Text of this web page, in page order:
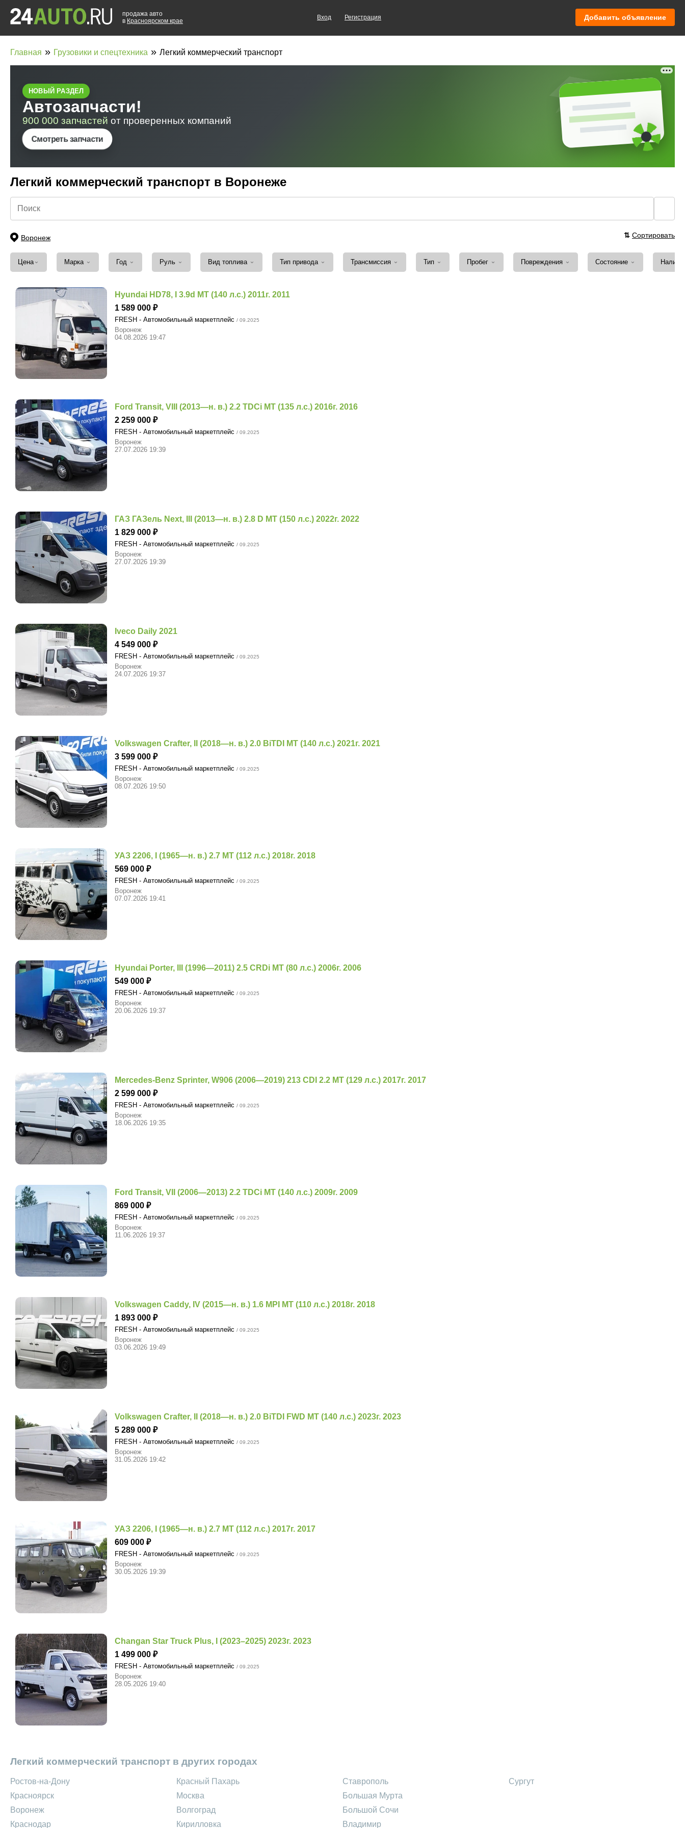
продажа авто
в Красноярском крае
Вход Регистрация Добавить объявление
Главная » Грузовики и спецтехника » Легкий коммерческий транспорт
Легкий коммерческий транспорт в Воронеже
Воронеж ⇅ Сортировать
Цена ⌄ Марка ⌄ Год ⌄ Руль ⌄ Вид топлива ⌄ Тип привода ⌄ Трансмиссия ⌄ Тип ⌄ Пробег ⌄ Повреждения ⌄ Состояние ⌄
Hyundai HD78, I 3.9d MT (140 л.с.) 2011г. 2011
1 589 000
FRESH - Автомобильный маркетплейс / 09.2025
Воронеж
04.08.2026 19:47
Ford Transit, VIII (2013—н. в.) 2.2 TDCi MT (135 л.с.) 2016г. 2016
2 259 000
FRESH - Автомобильный маркетплейс / 09.2025
Воронеж
27.07.2026 19:39
ГАЗ ГАЗель Next, III (2013—н. в.) 2.8 D MT (150 л.с.) 2022г. 2022
1 829 000
FRESH - Автомобильный маркетплейс / 09.2025
Воронеж
27.07.2026 19:39
Iveco Daily 2021
4 549 000
FRESH - Автомобильный маркетплейс / 09.2025
Воронеж
24.07.2026 19:37
Volkswagen Crafter, II (2018—н. в.) 2.0 BiTDI MT (140 л.с.) 2021г. 2021
3 599 000
FRESH - Автомобильный маркетплейс / 09.2025
Воронеж
08.07.2026 19:50
УАЗ 2206, I (1965—н. в.) 2.7 MT (112 л.с.) 2018г. 2018
569 000
FRESH - Автомобильный маркетплейс / 09.2025
Воронеж
07.07.2026 19:41
Hyundai Porter, III (1996—2011) 2.5 CRDi MT (80 л.с.) 2006г. 2006
549 000
FRESH - Автомобильный маркетплейс / 09.2025
Воронеж
20.06.2026 19:37
Mercedes-Benz Sprinter, W906 (2006—2019) 213 CDI 2.2 MT (129 л.с.) 2017г. 2017
2 599 000
FRESH - Автомобильный маркетплейс / 09.2025
Воронеж
18.06.2026 19:35
Ford Transit, VII (2006—2013) 2.2 TDCi MT (140 л.с.) 2009г. 2009
869 000
FRESH - Автомобильный маркетплейс / 09.2025
Воронеж
11.06.2026 19:37
Volkswagen Caddy, IV (2015—н. в.) 1.6 MPI MT (110 л.с.) 2018г. 2018
1 893 000
FRESH - Автомобильный маркетплейс / 09.2025
Воронеж
03.06.2026 19:49
Volkswagen Crafter, II (2018—н. в.) 2.0 BiTDI FWD MT (140 л.с.) 2023г. 2023
5 289 000
FRESH - Автомобильный маркетплейс / 09.2025
Воронеж
31.05.2026 19:42
УАЗ 2206, I (1965—н. в.) 2.7 MT (112 л.с.) 2017г. 2017
609 000
FRESH - Автомобильный маркетплейс / 09.2025
Воронеж
30.05.2026 19:39
Changan Star Truck Plus, I (2023–2025) 2023г. 2023
1 499 000
FRESH - Автомобильный маркетплейс / 09.2025
Воронеж
28.05.2026 19:40
Легкий коммерческий транспорт в других городах
Ростов-на-Дону
Красноярск
Воронеж
Краснодар
Красный Пахарь
Москва
Волгоград
Кирилловка
Ставрополь
Большая Мурта
Большой Сочи
Владимир
Сургут